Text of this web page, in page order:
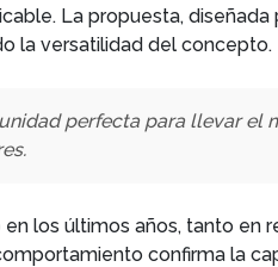
La propuesta, diseñada
la versatilidad del concepto.
perfecta para llevar el
en los últimos años, tanto en
confirma la